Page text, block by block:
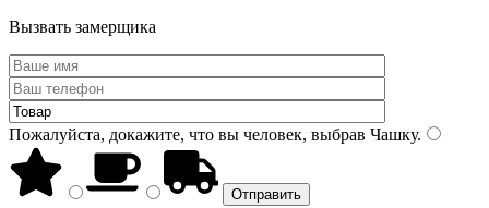
Вызвать замерщика
Пожалуйста, докажите, что вы человек, выбрав Чашку.